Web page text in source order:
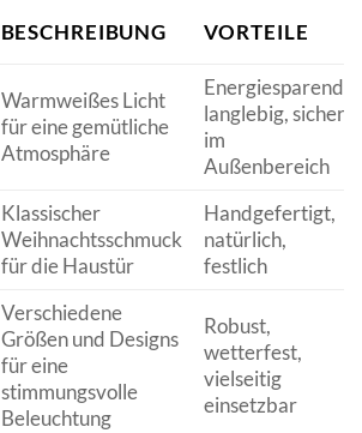
BESCHREIBUNG VORTEILE
Warmweißes Licht
für eine gemütliche
Atmosphäre
Energiesparend,
langlebig, sicher
im
Außenbereich
Klassischer
Weihnachtsschmuck
für die Haustür
Handgefertigt,
natürlich,
festlich
Verschiedene
Größen und Designs
für eine
stimmungsvolle
Beleuchtung
Robust,
wetterfest,
vielseitig
einsetzbar